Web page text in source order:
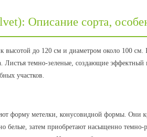
Описание сорта,
высотой до 120 см и диаметром около 100
Листья темно-зеленые, создающие
участков.
форму метелки, конусовидной формы. Они
белые, затем приобретают насыщенно темно-